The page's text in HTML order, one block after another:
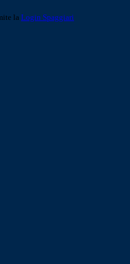
la Login Spaggiari